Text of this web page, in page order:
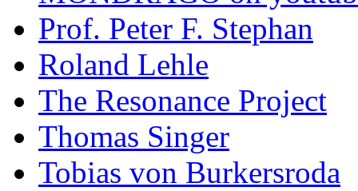
Prof. Peter F. Stephan
Roland Lehle
The Resonance Project
Thomas Singer
Tobias von Burkersroda